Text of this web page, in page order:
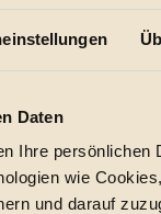
Daten
Ihre persönlichen
wie
und darauf